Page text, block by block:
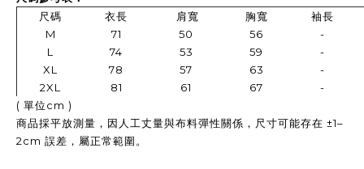
尺碼
衣長 肩寬 胸寬
袖長
M
71 50 56
-
L
74 53 59
-
XL
78 57 63
-
2XL
81 61 67
-
( 單位cm )
商品採平放測量，因人工丈量與布料彈性關係，尺寸可能存在 ±1–
2cm 誤差，屬正常範圍。